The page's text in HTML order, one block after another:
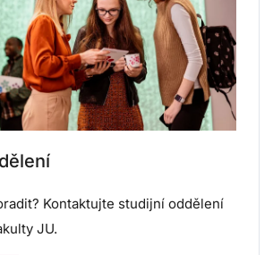
Kontaktujte studijní oddělení
JU.